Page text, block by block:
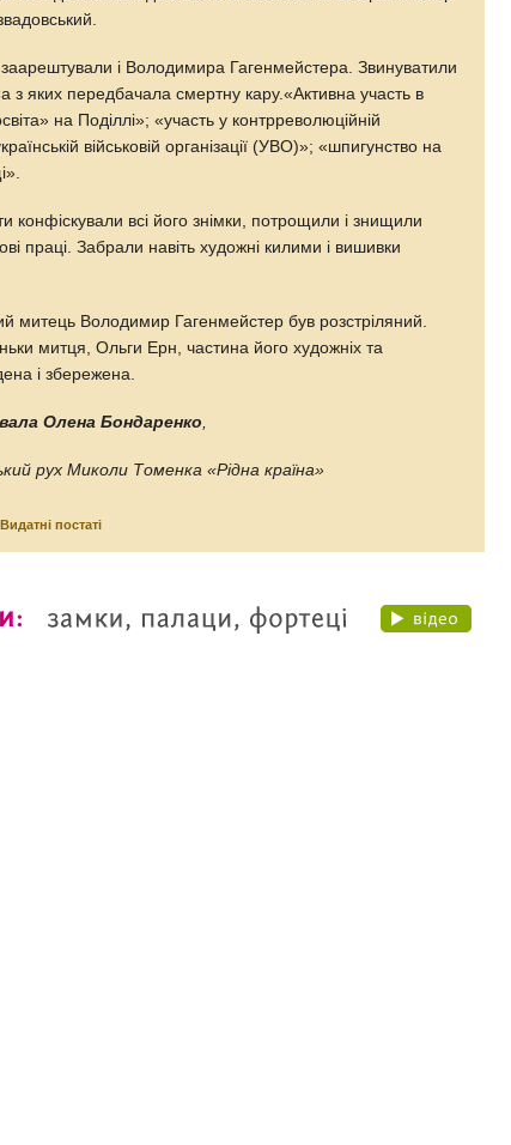
і Володимира Гагенмейстера. Звинуватили
з яких передбачала смертну кару.«Активна участь в
на Поділлі»; «участь у контрреволюційній
військовій організації (УВО)»; «шпигунство на
конфіскували всі його знімки, потрощили і знищили
праці. Забрали навіть художні килими і вишивки
митець Володимир Гагенмейстер був розстріляний.
митця, Ольги Ерн, частина його художніх та
і збережена.
Олена Бондаренко
рух Миколи Томенка «Рідна країна»
Видатні постаті